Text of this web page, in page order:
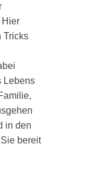
Hier
Tricks
Lebens
in den
bereit